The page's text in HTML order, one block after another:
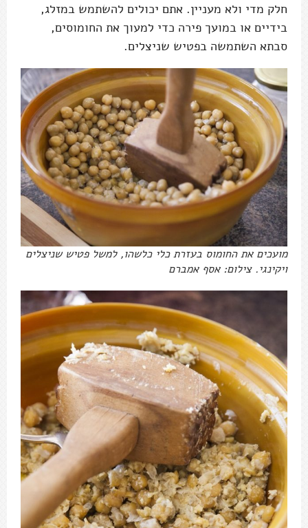
חלק מדי ולא מעניין. אתם יכולים להשתמש במזלג,
בידיים או במועך פירה כדי למעוך את החומוסים,
סבתא השתמשה בפטיש שניצלים.
מועכים את החומוס בעזרת כלי כלשהו, למשל פטיש שניצלים
ויקינגי. צילום: אסף אמברם